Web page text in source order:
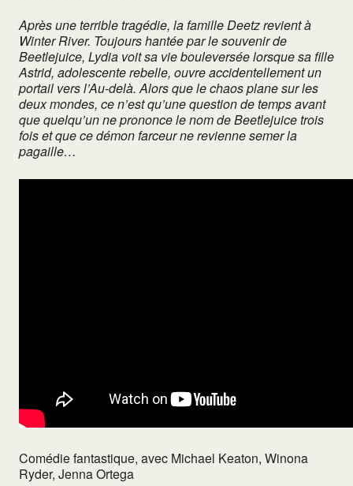
Après une terrible tragédie, la famille Deetz revient à
Winter River. Toujours hantée par le souvenir de
Beetlejuice, Lydia voit sa vie bouleversée lorsque sa fille
Astrid, adolescente rebelle, ouvre accidentellement un
portail vers l’Au-delà. Alors que le chaos plane sur les
deux mondes, ce n’est qu’une question de temps avant
que quelqu’un ne prononce le nom de Beetlejuice trois
fois et que ce démon farceur ne revienne semer la
pagaille…
Comédie fantastique, avec Michael Keaton, Winona
Ryder, Jenna Ortega